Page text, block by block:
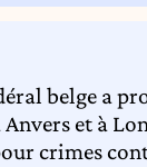
belge a
et à
crimes